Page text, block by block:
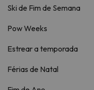
Ski de Fim de Semana
Pow Weeks
Estrear a temporada
Férias de Natal